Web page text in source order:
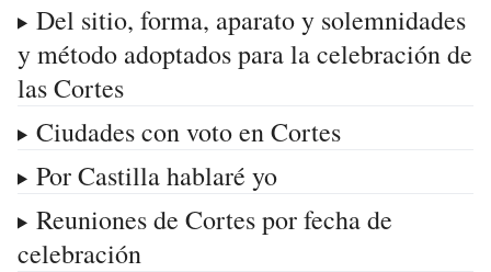
Del sitio, forma, aparato y solemnidades
y método adoptados para la celebración de
las Cortes
Ciudades con voto en Cortes
Por Castilla hablaré yo
Reuniones de Cortes por fecha de
celebración